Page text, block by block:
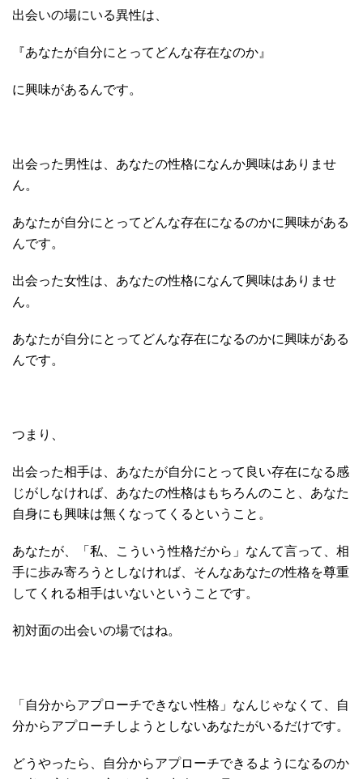
出会いの場にいる異性は、
『あなたが自分にとってどんな存在なのか』
に興味があるんです。
出会った男性は、あなたの性格になんか興味はありませ
ん。
あなたが自分にとってどんな存在になるのかに興味がある
んです。
出会った女性は、あなたの性格になんて興味はありませ
ん。
あなたが自分にとってどんな存在になるのかに興味がある
んです。
つまり、
出会った相手は、あなたが自分にとって良い存在になる感
じがしなければ、あなたの性格はもちろんのこと、あなた
自身にも興味は無くなってくるということ。
あなたが、「私、こういう性格だから」なんて言って、相
手に歩み寄ろうとしなければ、そんなあなたの性格を尊重
してくれる相手はいないということです。
初対面の出会いの場ではね。
「自分からアプローチできない性格」なんじゃなくて、自
分からアプローチしようとしないあなたがいるだけです。
どうやったら、自分からアプローチできるようになるのか